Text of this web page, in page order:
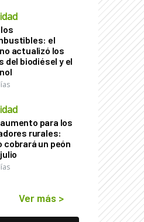
el
actualizó los
del biodiésel y el
para los
rurales:
cobrará un peón
Ver más >